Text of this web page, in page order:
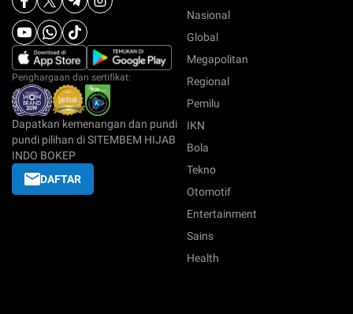
Penghargaan dan sertifikat:
Dapatkan kemenangan dan pundi
pundi pilihan di SITEMBEM HIJAB
INDO BOKEP
DAFTAR
Nasional
Global
Megapolitan
Regional
Pemilu
IKN
Bola
Tekno
Otomotif
Entertainment
Sains
Health